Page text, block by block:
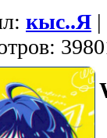
кыс..Я